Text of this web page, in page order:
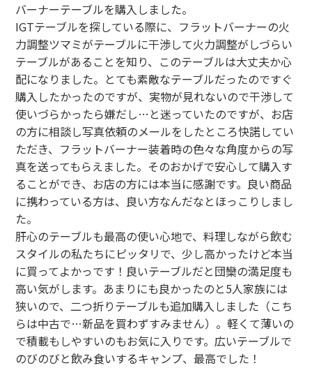
バーナーテーブルを購入しました。
IGTテーブルを探している際に、フラットバーナーの火
力調整ツマミがテーブルに干渉して火力調整がしづらい
テーブルがあることを知り、このテーブルは大丈夫か心
配になりました。とても素敵なテーブルだったのですぐ
購入したかったのですが、実物が見れないので干渉して
使いづらかったら嫌だし…と迷っていたのですが、お店
の方に相談し写真依頼のメールをしたところ快諾してい
ただき、フラットバーナー装着時の色々な角度からの写
真を送ってもらえました。そのおかげで安心して購入す
ることができ、お店の方には本当に感謝です。良い商品
に携わっている方は、良い方なんだなとほっこりしまし
た。
肝心のテーブルも最高の使い心地で、料理しながら飲む
スタイルの私たちにピッタリで、少し高かったけど本当
に買ってよかっです！良いテーブルだと団欒の満足度も
高い気がします。あまりにも良かったのと5人家族には
狭いので、二つ折りテーブルも追加購入しました（こち
らは中古で…新品を買わずすみません）。軽くて薄いの
で積載もしやすいのもお気に入りです。広いテーブルで
のびのびと飲み食いするキャンプ、最高でした！